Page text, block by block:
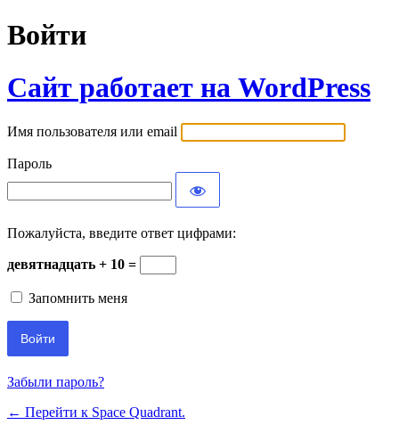
Войти
Сайт работает на WordPress
Имя пользователя или email
Пароль
Пожалуйста, введите ответ цифрами:
девятнадцать + 10 =
Запомнить меня
Забыли пароль?
← Перейти к Space Quadrant.